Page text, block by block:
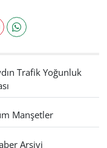
Trafik Yoğunluk
Manşetler
Arşivi